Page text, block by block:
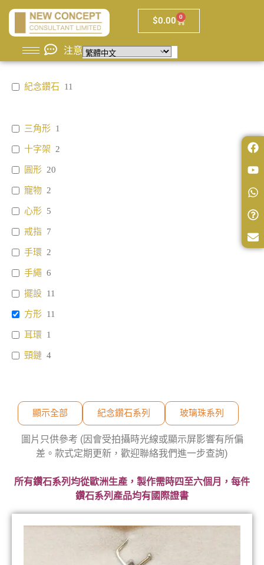
$0.00 0
注意
紀念鑽石 11
三角形 1
十字架 2
圓形 20
寵物 2
心形 5
戒指 7
手環 2
手繩 6
擺設 11
方形 11
耳環 1
頸鏈 4
顯示全部 紀念鑽石系列 玻璃珠系列
圖片只供參考 (因會受拍攝時光線或顯示屏影響有所偏
差。款式定期更新，歡迎聯絡我們進一步查詢)
所有鑽石系列均從歐洲生產，製作需時四至六個月，每件
鑽石系列產品均有國際證書